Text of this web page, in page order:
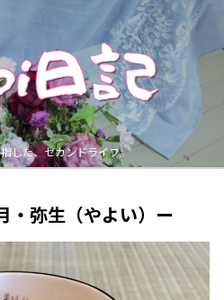
した、セカンドライフ。
・弥生（やよい）ー